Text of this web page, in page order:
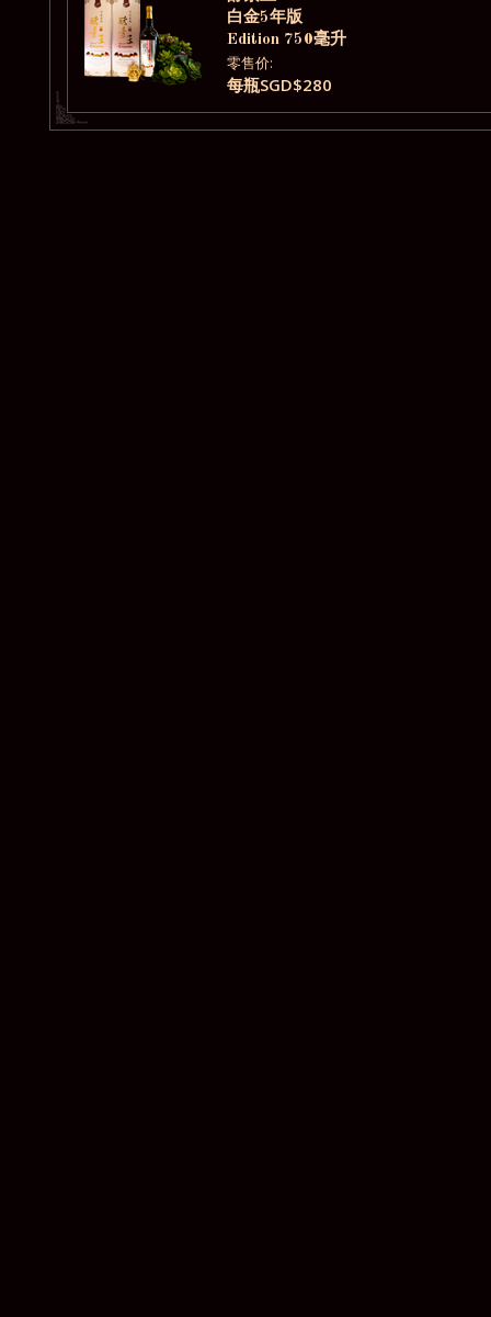
白金5年版
Edition 750毫升
零售价:
每瓶SGD$280